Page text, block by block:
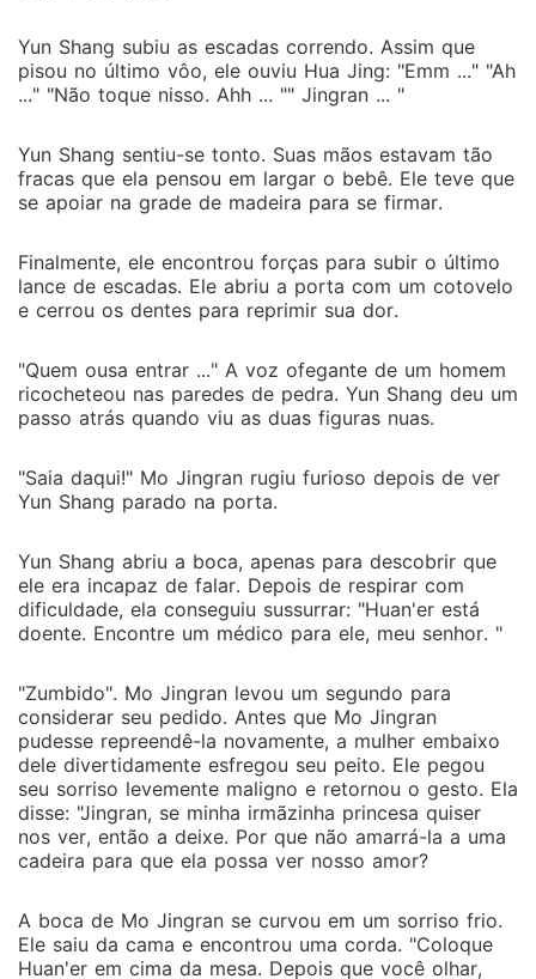
Yun Shang subiu as escadas correndo. Assim que
pisou no último vôo, ele ouviu Hua Jing: "Emm ..." "Ah
..." "Não toque nisso. Ahh ... "" Jingran ... "
Yun Shang sentiu-se tonto. Suas mãos estavam tão
fracas que ela pensou em largar o bebê. Ele teve que
se apoiar na grade de madeira para se firmar.
Finalmente, ele encontrou forças para subir o último
lance de escadas. Ele abriu a porta com um cotovelo
e cerrou os dentes para reprimir sua dor.
"Quem ousa entrar ..." A voz ofegante de um homem
ricocheteou nas paredes de pedra. Yun Shang deu um
passo atrás quando viu as duas figuras nuas.
"Saia daqui!" Mo Jingran rugiu furioso depois de ver
Yun Shang parado na porta.
Yun Shang abriu a boca, apenas para descobrir que
ele era incapaz de falar. Depois de respirar com
dificuldade, ela conseguiu sussurrar: "Huan'er está
doente. Encontre um médico para ele, meu senhor. "
"Zumbido". Mo Jingran levou um segundo para
considerar seu pedido. Antes que Mo Jingran
pudesse repreendê-la novamente, a mulher embaixo
dele divertidamente esfregou seu peito. Ele pegou
seu sorriso levemente maligno e retornou o gesto. Ela
disse: "Jingran, se minha irmãzinha princesa quiser
nos ver, então a deixe. Por que não amarrá-la a uma
cadeira para que ela possa ver nosso amor?
A boca de Mo Jingran se curvou em um sorriso frio.
Ele saiu da cama e encontrou uma corda. "Coloque
Huan'er em cima da mesa. Depois que você olhar,